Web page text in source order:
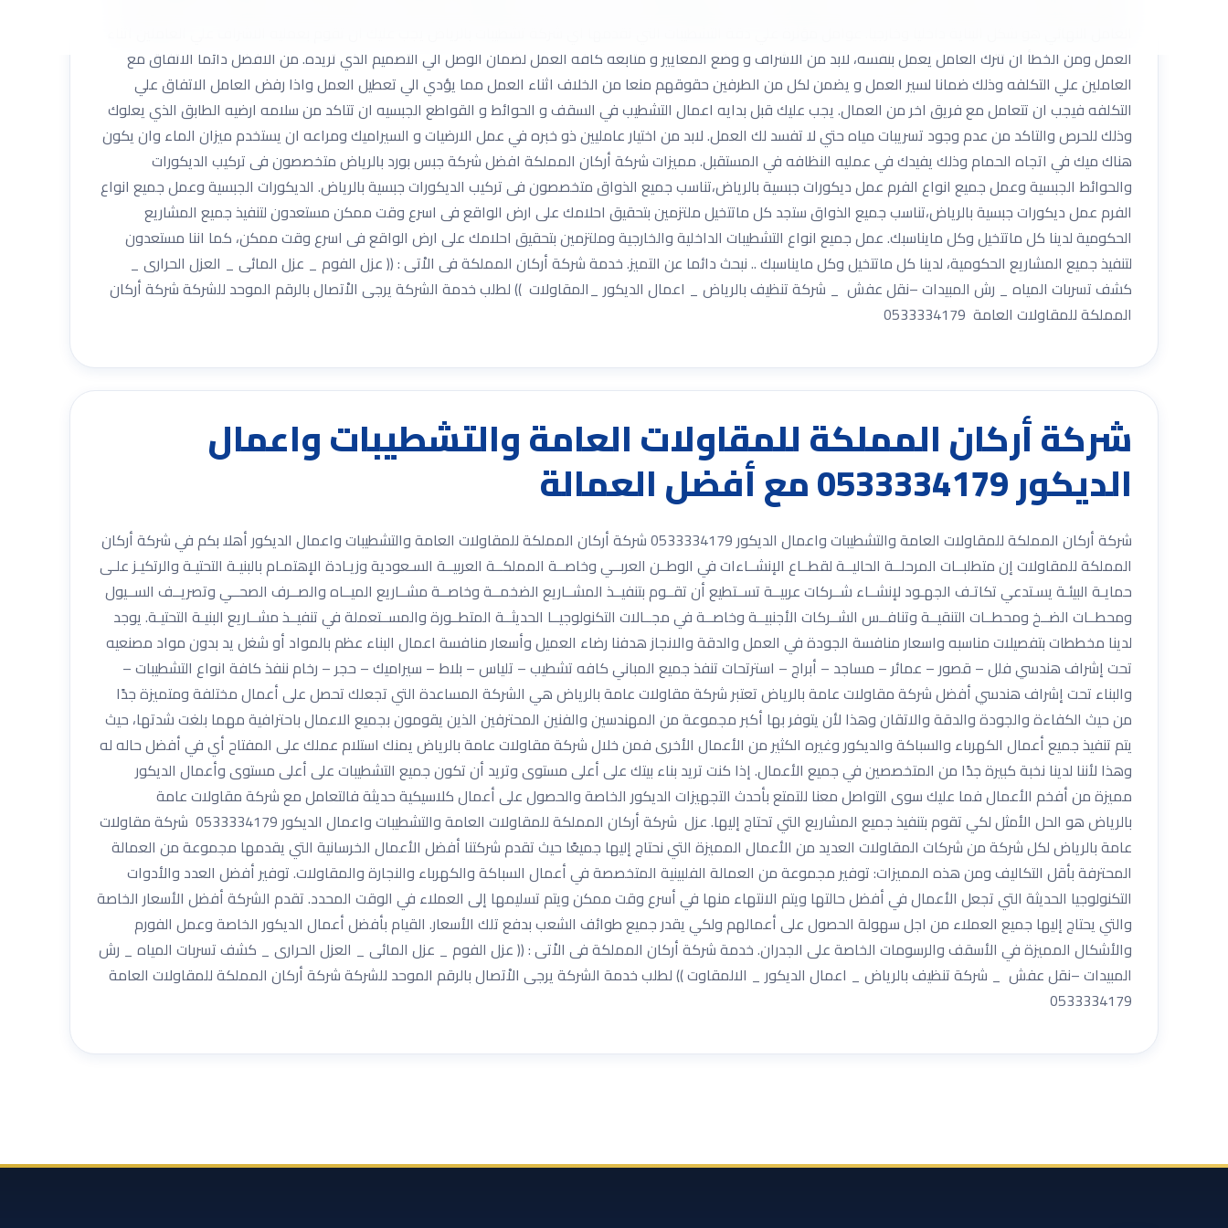
العمل ومن الخطأ ان تترك العامل يعمل بنفسه، لابد من الاشراف و وضع المعايير و متابعه كافه العمل لضمان الوصل الي التصميم الذي تريده. من الافضل دائما الاتفاق مع
العاملين علي التكلفه وذلك ضمانا لسير العمل و يضمن لكل من الطرفين حقوقهم منعا من الخلاف اثناء العمل مما يؤدي الي تعطيل العمل واذا رفض العامل الاتفاق علي
التكلفه فيجب ان تتعامل مع فريق اخر من العمال. يجب عليك قبل بدايه اعمال التشطيب في السقف و الحوائط و القواطع الجبسيه ان تتاكد من سلامه ارضيه الطابق الذي يعلوك
وذلك للحرص والتاكد من عدم وجود تسريبات مياه حتي لا تفسد لك العمل. لابد من اختيار عامليين ذو خبره في عمل الارضيات و السيراميك ومراعه ان يستخدم ميزان الماء وان يكون
هناك ميك في اتجاه الحمام وذلك يفيدك في عمليه النظافه في المستقبل. مميزات شركة أركان المملكة افضل شركة جبس بورد بالرياض متخصصون فى تركيب الديكورات
والحوائط الجبسية وعمل جميع انواع الفرم عمل ديكورات جبسية بالرياض،تناسب جميع الذواق متخصصون فى تركيب الديكورات جبسية بالرياض. الديكورات الجبسية وعمل جميع انواع
الفرم عمل ديكورات جبسية بالرياض،تناسب جميع الذواق ستجد كل ماتتخيل ملتزمين بتحقيق احلامك على ارض الواقع فى اسرع وقت ممكن مستعدون لتنفيذ جميع المشاريع
الحكومية لدينا كل ماتتخيل وكل مايناسبك. عمل جميع انواع التشطيبات الداخلية والخارجية وملتزمين بتحقيق احلامك على ارض الواقع فى اسرع وقت ممكن، كما اننا مستعدون
لتنفيذ جميع المشاريع الحكومية، لدينا كل ماتتخيل وكل مايناسبك .. نبحث دائما عن التميز. خدمة شركة أركان المملكة فى الاْتى : (( عزل الفوم _ عزل المائى _ العزل الحرارى _
كشف تسربات المياه _ رش المبيدات –نقل عفش _ شركة تنظيف بالرياض _ اعمال الديكور _المقاولات )) لطلب خدمة الشركة يرجى الاْتصال بالرقم الموحد للشركة شركة أركان
المملكة للمقاولات العامة 0533334179
شركة أركان المملكة للمقاولات العامة والتشطيبات واعمال
الديكور 0533334179 مع أفضل العمالة
شركة أركان المملكة للمقاولات العامة والتشطيبات واعمال الديكور 0533334179 شركة أركان المملكة للمقاولات العامة والتشطيبات واعمال الديكور أهلا بكم في شركة أركان
المملكة للمقاولات إن متطلبــات المرحلــة الحاليــة لقطــاع الإنشــاءات في الوطــن العربــي وخاصــة المملكــة العربيــة السـعودية وزيـادة الإهتمـام بالبنيـة التحتيـة والرتكيـز علـى
حمايـة البيئـة يسـتدعي تكاتـف الجهـود لإنشــاء شــركات عربيــة تســتطيع أن تقــوم بتنفيــذ المشــاريع الضخمــة وخاصــة مشــاريع الميــاه والصــرف الصحــي وتصريــف الســيول
ومحطــات الضــخ ومحطــات التنقيــة وتنافــس الشــركات الأجنبيــة وخاصــة في مجــالات التكنولوجيــا الحديثــة المتطــورة والمســتعملة في تنفيــذ مشــاريع البنيـة التحتيـة. يوجد
لدينا مخططات بتفصيلات مناسبه واسعار منافسة الجودة في العمل والدقة والانجاز هدفنا رضاء العميل وأسعار منافسة اعمال البناء عظم بالمواد أو شغل يد بدون مواد مصنعيه
تحت إشراف هندسي فلل – قصور – عمائر – مساجد – أبراج – استرتحات تنفذ جميع المباني كافه تشطيب – تلياس – بلاط – سيراميك – حجر – رخام ننفذ كافة انواع التشطيبات –
والبناء تحت إشراف هندسي أفضل شركة مقاولات عامة بالرياض تعتبر شركة مقاولات عامة بالرياض هي الشركة المساعدة التي تجعلك تحصل على أعمال مختلفة ومتميزة جدًا
من حيث الكفاءة والجودة والدقة والاتقان وهذا لأن يتوفر بها أكبر مجموعة من المهندسين والفنين المحترفين الذين يقومون بجميع الاعمال باحترافية مهما بلغت شدتها، حيث
يتم تنفيذ جميع أعمال الكهرباء والسباكة والديكور وغيره الكثير من الأعمال الأخرى فمن خلال شركة مقاولات عامة بالرياض يمنك استلام عملك على المفتاح أي في أفضل حاله له
وهذا لأننا لدينا نخبة كبيرة جدًا من المتخصصين في جميع الأعمال. إذا كنت تريد بناء بيتك على أعلى مستوى وتريد أن تكون جميع التشطيبات على أعلى مستوى وأعمال الديكور
مميزة من أفخم الأعمال فما عليك سوى التواصل معنا للتمتع بأحدث التجهيزات الديكور الخاصة والحصول على أعمال كلاسيكية حديثة فالتعامل مع شركة مقاولات عامة
بالرياض هو الحل الأمثل لكي تقوم بتنفيذ جميع المشاريع التي تحتاج إليها. عزل شركة أركان المملكة للمقاولات العامة والتشطيبات واعمال الديكور 0533334179 شركة مقاولات
عامة بالرياض لكل شركة من شركات المقاولات العديد من الأعمال المميزة التي نحتاج إليها جميعًا حيث تقدم شركتنا أفضل الأعمال الخرسانية التي يقدمها مجموعة من العمالة
المحترفة بأقل التكاليف ومن هذه المميزات: توفير مجموعة من العمالة الفلبينية المتخصصة في أعمال السباكة والكهرباء والنجارة والمقاولات. توفير أفضل العدد والأدوات
التكنولوجيا الحديثة التي تجعل الأعمال في أفضل حالتها ويتم الانتهاء منها في أسرع وقت ممكن ويتم تسليمها إلى العملاء في الوقت المحدد. تقدم الشركة أفضل الأسعار الخاصة
والتي يحتاج إليها جميع العملاء من اجل سهولة الحصول على أعمالهم ولكي يقدر جميع طوائف الشعب بدفع تلك الأسعار. القيام بأفضل أعمال الديكور الخاصة وعمل الفورم
والأشكال المميزة في الأسقف والرسومات الخاصة على الجدران. خدمة شركة أركان المملكة فى الاْتى : (( عزل الفوم _ عزل المائى _ العزل الحرارى _ كشف تسربات المياه _ رش
المبيدات –نقل عفش _ شركة تنظيف بالرياض _ اعمال الديكور _ الالمقاوت )) لطلب خدمة الشركة يرجى الاْتصال بالرقم الموحد للشركة شركة أركان المملكة للمقاولات العامة
0533334179